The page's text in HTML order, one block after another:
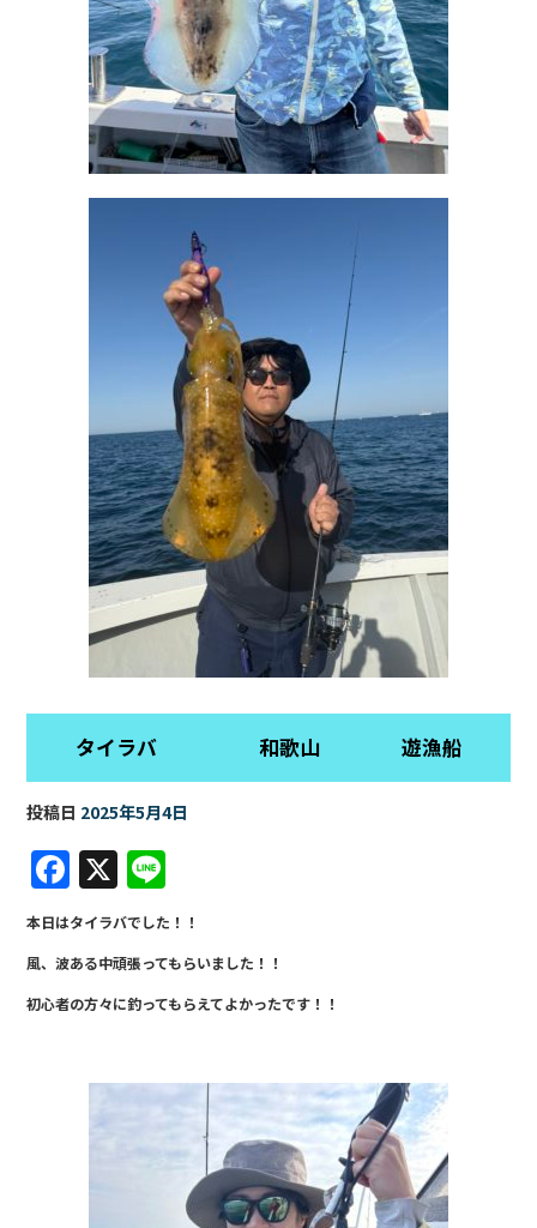
タイラバ 和歌山 遊漁船
投稿日 2025年5月4日
F
a
c
e
b
o
X
n
e
本日はタイラバでした！！
風、波ある中頑張ってもらいました！！
初心者の方々に釣ってもらえてよかったです！！